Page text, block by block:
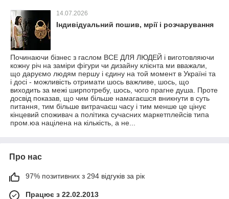
14.07.2026
Індивідуальний пошив, мрії і розчарування
Починаючи бізнес з гаслом ВСЕ ДЛЯ ЛЮДЕЙ і виготовляючи
кожну річ на заміри фігури чи дизайну клієнта ми вважали,
що даруємо людям першу і єдину на той момент в Україні та
і досі - можливість отримати шось важливе, шось, що
виходить за межі ширпотребу, шось, чого прагне душа. Проте
досвід показав, що чим більше намагаєшся вникнути в суть
питання, тим більше витрачаєш часу і тим менше це цінує
кінцевий споживач а політика сучасних маркетплейсів типа
пром.юа націлена на кількість, а не...
Про нас
97% позитивних з 294 відгуків за рік
Працює з 22.02.2013